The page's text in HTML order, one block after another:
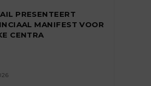
PRESENTEERT
MANIFEST VOOR
CENTRA